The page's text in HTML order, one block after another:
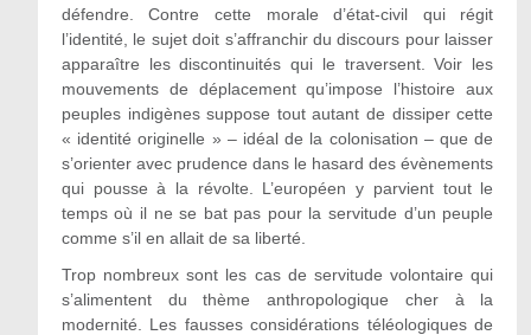
défendre. Contre cette morale d’état-civil qui régit
l’identité, le sujet doit s’affranchir du discours pour laisser
apparaître les discontinuités qui le traversent. Voir les
mouvements de déplacement qu’impose l’histoire aux
peuples indigènes suppose tout autant de dissiper cette
« identité originelle » – idéal de la colonisation – que de
s’orienter avec prudence dans le hasard des évènements
qui pousse à la révolte. L’européen y parvient tout le
temps où il ne se bat pas pour la servitude d’un peuple
comme s’il en allait de sa liberté.
Trop nombreux sont les cas de servitude volontaire qui
s’alimentent du thème anthropologique cher à la
modernité. Les fausses considérations téléologiques de